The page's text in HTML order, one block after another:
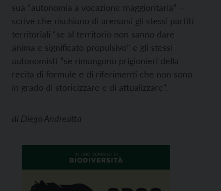
sua “autonomia a vocazione maggioritaria” –
scrive che rischiano di arenarsi gli stessi partiti
territoriali “se al territorio non sanno dare
anima e significato propulsivo” e gli stessi
autonomisti “se rimangono prigionieri della
recita di formule e di riferimenti che non sono
in grado di storicizzare e di attualizzare“.
di Diego Andreatta